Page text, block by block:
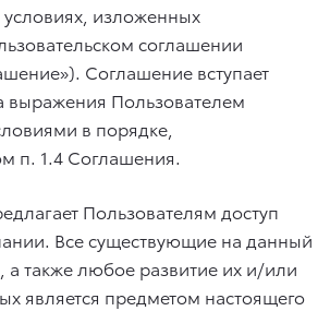
изложенных
соглашении
Соглашение вступает
выражения Пользователем
в порядке,
п. 1.4 Соглашения.
Пользователям доступ
Все существующие на данный
а также любое развитие их и/или
является предметом настоящего